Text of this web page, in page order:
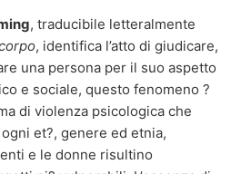
, traducibile letteralmente
, identifica l’atto di giudicare,
una persona per il suo aspetto
e sociale, questo fenomeno ?
di violenza psicologica che
et?, genere ed etnia,
e le donne risultino